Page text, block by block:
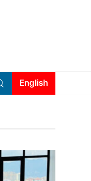
English